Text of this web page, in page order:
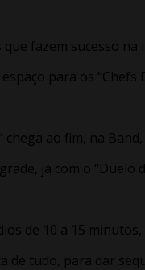
fazem sucesso
para os
ao fim, na
já com o “Duelo
de 10 a 15
de tudo, para dar